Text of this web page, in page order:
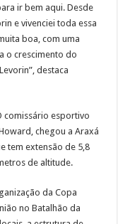
ir bem aqui. Desde
e vivenciei toda essa
boa, com uma
o crescimento do
destaca
comissário esportivo
chegou a Araxá
tem extensão de 5,8
de altitude.
da Copa
no Batalhão da